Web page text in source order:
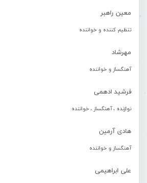
معین راهبر
تنظیم کننده و خواننده
مهرشاد
آهنگساز و خواننده
فرشید ادهمی
نوازنده ، آهنگساز ، خواننده
هادی آرمین
آهنگساز و خواننده
علی ابراهیمی